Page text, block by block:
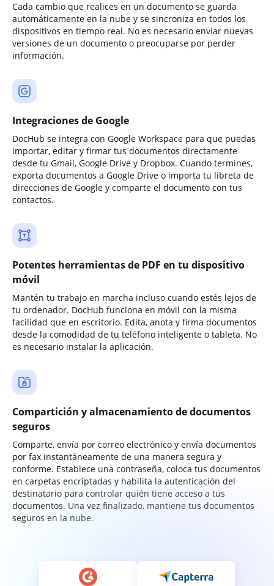
Cada cambio que realices en un documento se guarda
automáticamente en la nube y se sincroniza en todos los
dispositivos en tiempo real. No es necesario enviar nuevas
versiones de un documento o preocuparse por perder
información.
Integraciones de Google
DocHub se integra con Google Workspace para que puedas
importar, editar y firmar tus documentos directamente
desde tu Gmail, Google Drive y Dropbox. Cuando termines,
exporta documentos a Google Drive o importa tu libreta de
direcciones de Google y comparte el documento con tus
contactos.
Potentes herramientas de PDF en tu dispositivo
móvil
Mantén tu trabajo en marcha incluso cuando estés lejos de
tu ordenador. DocHub funciona en móvil con la misma
facilidad que en escritorio. Edita, anota y firma documentos
desde la comodidad de tu teléfono inteligente o tableta. No
es necesario instalar la aplicación.
Compartición y almacenamiento de documentos
seguros
Comparte, envía por correo electrónico y envía documentos
por fax instantáneamente de una manera segura y
conforme. Establece una contraseña, coloca tus documentos
en carpetas encriptadas y habilita la autenticación del
destinatario para controlar quién tiene acceso a tus
documentos. Una vez finalizado, mantiene tus documentos
seguros en la nube.